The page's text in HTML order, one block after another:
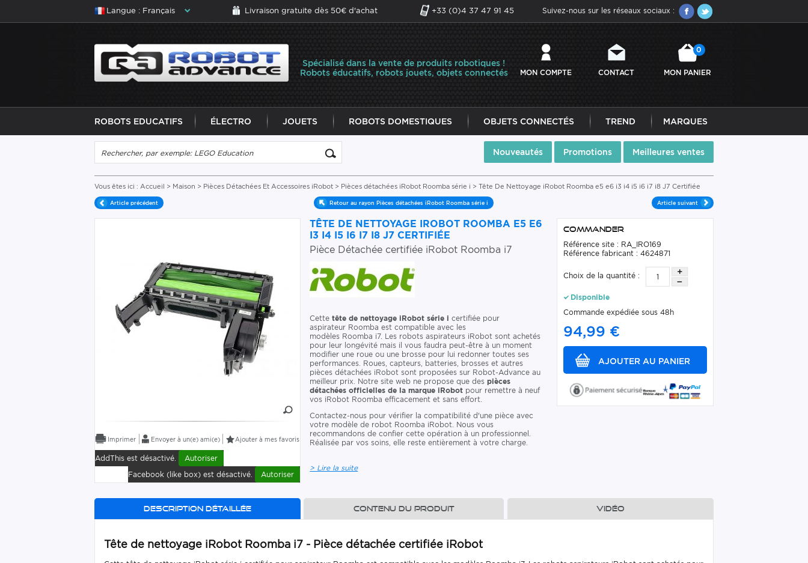
Langue : Français Livraison gratuite dès 50€ d'achat +33 (0)4 37 47 91 45 Suivez-nous sur les réseaux sociaux :
Spécialisé dans la vente de produits robotiques !
Robots éducatifs, robots jouets, objets connectés
MON COMPTE CONTACT MON PANIER
0
ROBOTS EDUCATIFS ÉLECTRO JOUETS ROBOTS DOMESTIQUES OBJETS CONNECTÉS TREND MARQUES
Nouveautés Promotions Meilleures ventes
Vous êtes ici : Accueil > Maison > Pièces Détachées Et Accessoires iRobot > Pièces détachées iRobot Roomba série i > Tête De Nettoyage iRobot Roomba e5 e6 i3 i4 i5 i6 i7 i8 J7 Certifiée
Article précédent Retour au rayon Pièces détachées iRobot Roomba série i Article suivant
Envoyer à un(e) ami(e) Ajouter à mes favoris
AddThis est désactivé.
Autoriser
Facebook (like box) est désactivé.
Autoriser
TÊTE DE NETTOYAGE IROBOT ROOMBA E5 E6
I3 I4 I5 I6 I7 I8 J7 CERTIFIÉE
Pièce Détachée certifiée iRobot Roomba i7
Cettetête de nettoyage iRobot série i certifiée pour
aspirateur Roomba est compatible avec les
modèles Roomba i7. Les robots aspirateurs iRobot sont achetés
pour leur longévité mais il vous faudra peut-être à un moment
modifier une roue ou une brosse pour lui redonner toutes ses
performances. Roues, capteurs, batteries, brosses et autres
pièces détachées iRobot sont proposées sur Robot-Advance au
meilleur prix. Notre site web ne propose que despièces
détachées officielles de la marque iRobot pour remettre à neuf
vos iRobot Roomba efficacement et sans effort.
Contactez-nous pour vérifier la compatibilité d'une pièce avec
votre modèle de robot Roomba iRobot. Nous vous
recommandons de confier cette opération à un professionnel.
Réalisée par vos soins, elle reste entièrement à votre charge.
> Lire la suite
Commander
Référence site : RA_IRO169
Référence fabricant : 4624871
Choix de la quantité :
Disponible
Commande expédiée sous 48h
94,99 €
Description détaillée Contenu du produit Vidéo
Tête de nettoyage iRobot Roomba i7 - Pièce détachée certifiée iRobot